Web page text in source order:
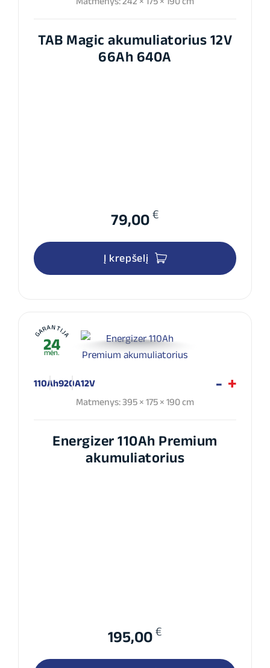
TAB Magic akumuliatorius 12V
66Ah 640A
79,00 €
Į krepšelį
GARANTIJA
24
mėn.
110Ah920A12V
Matmenys: 395 × 175 × 190 cm
Energizer 110Ah Premium
akumuliatorius
195,00 €